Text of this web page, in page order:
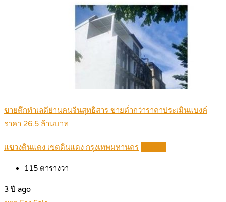
ขายตึกทำเลดีย่านคนจีนสุทธิสาร ขายต่ำกว่าราคาประเมินแบงค์
ราคา 26.5 ล้านบาท
แขวงดินแดง เขตดินแดง กรุงเทพมหานคร
115 ตารางวา
3 ปี ago